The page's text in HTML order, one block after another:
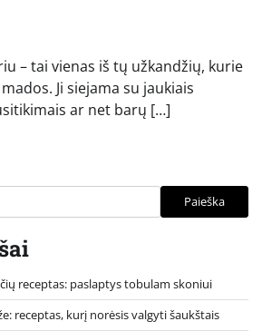
– tai vienas iš tų užkandžių, kurie
Ji siejama su jaukiais
ar net barų […]
Paieška
receptas: paslaptys tobulam skoniui
receptas, kurį norėsis valgyti šaukštais